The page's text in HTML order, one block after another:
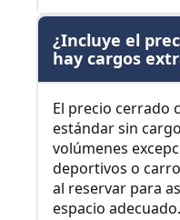
¿Incluye el
hay cargos
El precio cerrado
estándar sin
volúmenes
deportivos o
al reservar para
espacio adecuado.